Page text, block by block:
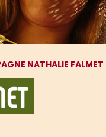
NATHALIE FALMET